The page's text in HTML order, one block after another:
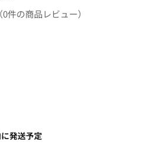
（0件の商品レビュー）
発送予定